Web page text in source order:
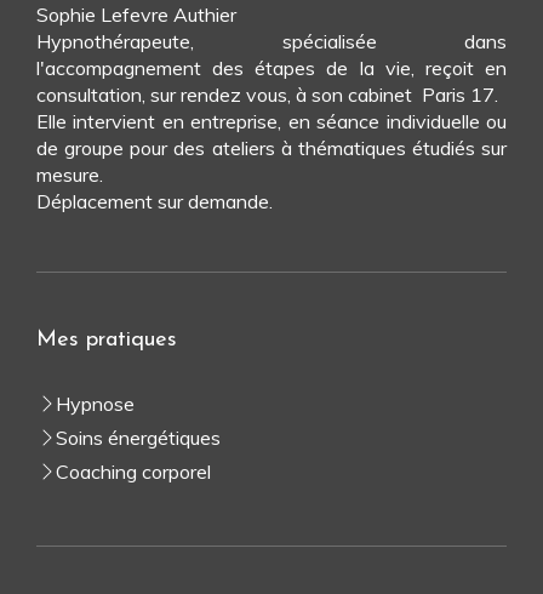
Sophie Lefevre Authier
Hypnothérapeute, spécialisée dans
l'accompagnement des étapes de la vie, reçoit en
consultation, sur rendez vous, à son cabinet Paris 17.
Elle intervient en entreprise, en séance individuelle ou
de groupe pour des ateliers à thématiques étudiés sur
mesure.
Déplacement sur demande.
Mes pratiques
Hypnose
Soins énergétiques
Coaching corporel